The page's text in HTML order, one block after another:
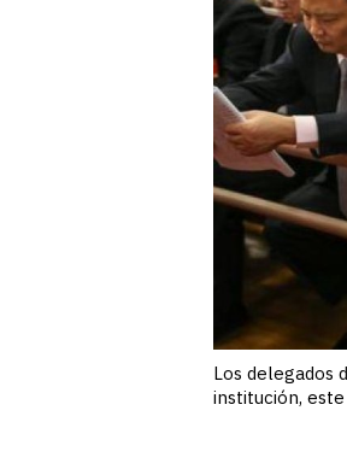
Los delegados
institución,